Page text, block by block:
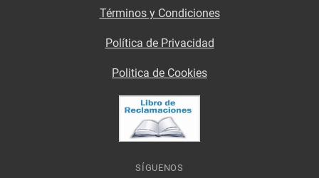
Términos y Condiciones
Política de Privacidad
Politica de Cookies
SÍGUENOS